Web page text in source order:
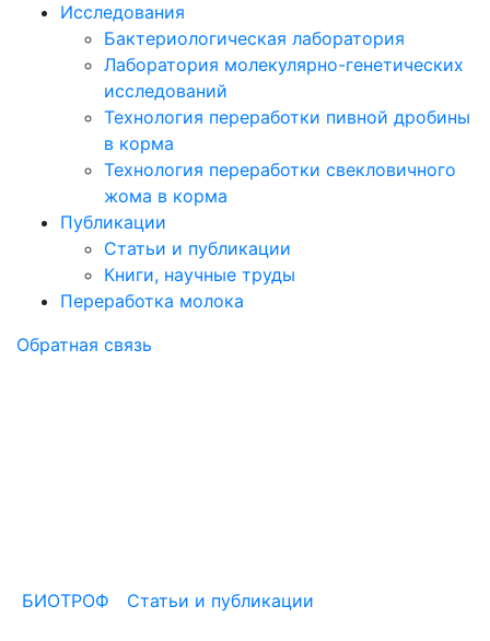
Исследования
Бактериологическая лаборатория
Лаборатория молекулярно-генетических
исследований
Технология переработки пивной дробины
в корма
Технология переработки свекловичного
жома в корма
Публикации
Статьи и публикации
Книги, научные труды
Переработка молока
Обратная связь
БИОТРОФ Статьи и публикации